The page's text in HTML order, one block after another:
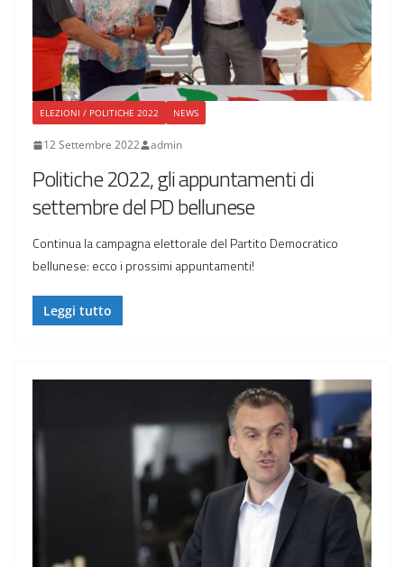
ELEZIONI / POLITICHE 2022 NEWS
12 Settembre 2022 admin
Politiche 2022, gli appuntamenti di
settembre del PD bellunese
Continua la campagna elettorale del Partito Democratico
bellunese: ecco i prossimi appuntamenti!
Leggi tutto